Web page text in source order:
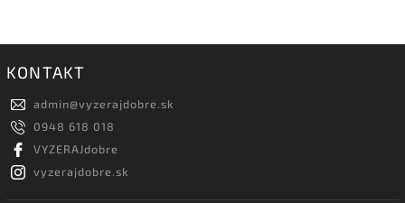
KONTAKT
admin@vyzerajdobre.sk
0948 618 018
VYZERAJdobre
vyzerajdobre.sk